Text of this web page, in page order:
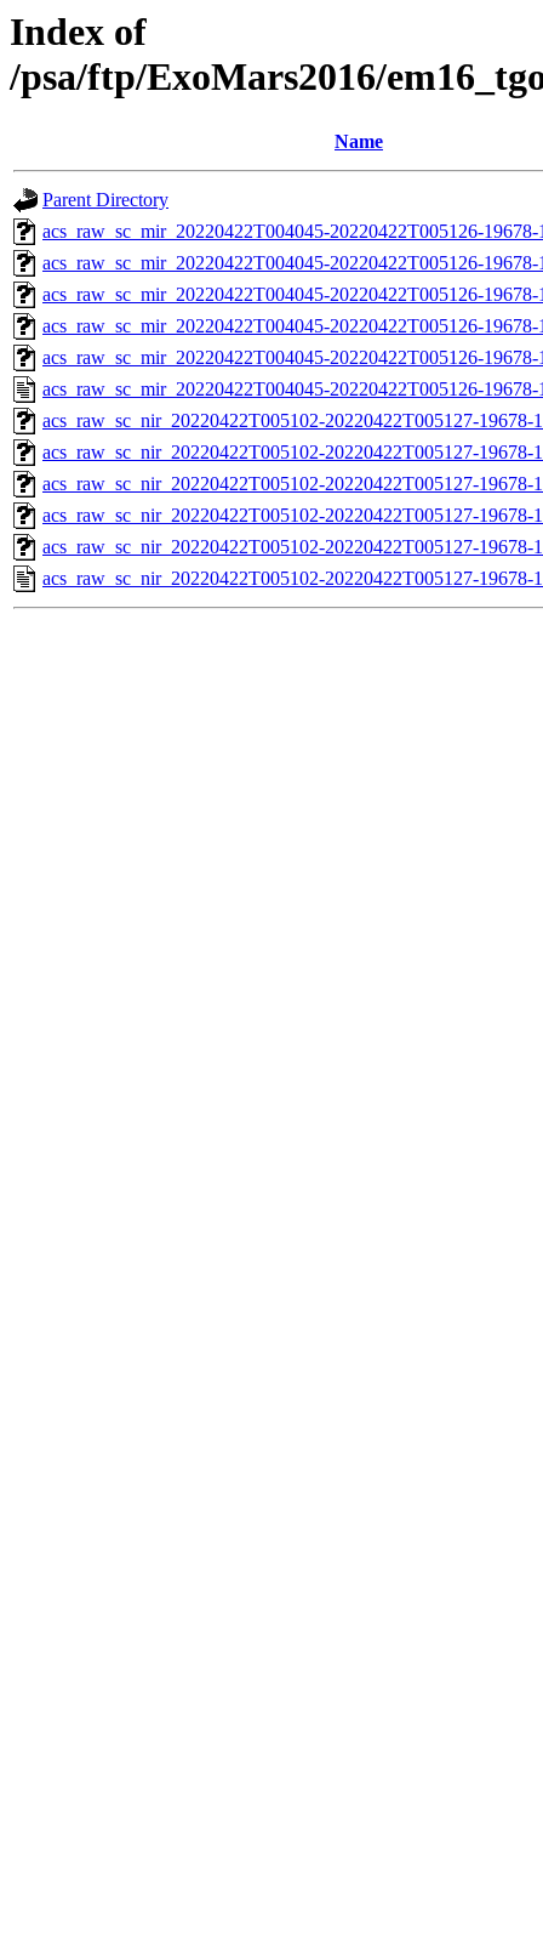
Index of
/psa/ftp/ExoMars2016/
Name
Parent Directory
acs_raw_sc_mir_20220422T004045-20220422T005126-
acs_raw_sc_mir_20220422T004045-20220422T005126-
acs_raw_sc_mir_20220422T004045-20220422T005126-
acs_raw_sc_mir_20220422T004045-20220422T005126-
acs_raw_sc_mir_20220422T004045-20220422T005126-
acs_raw_sc_mir_20220422T004045-20220422T005126-
acs_raw_sc_nir_20220422T005102-20220422T005127-
acs_raw_sc_nir_20220422T005102-20220422T005127-19678-
acs_raw_sc_nir_20220422T005102-20220422T005127-19678-
acs_raw_sc_nir_20220422T005102-20220422T005127-19678-
acs_raw_sc_nir_20220422T005102-20220422T005127-19678-
acs_raw_sc_nir_20220422T005102-20220422T005127-19678-